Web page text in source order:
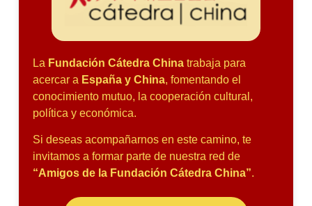
La Fundación Cátedra China trabaja para
acercar a España y China, fomentando el
conocimiento mutuo, la cooperación cultural,
política y económica.
Si deseas acompañarnos en este camino, te
invitamos a formar parte de nuestra red de
“Amigos de la Fundación Cátedra China”.